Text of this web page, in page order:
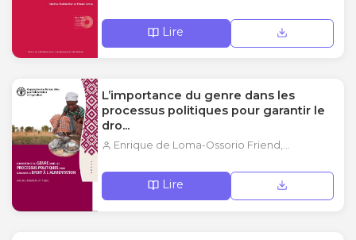
Lire
L’importance du genre dans les
processus politiques pour garantir le
dro...
Enrique de Loma-Ossorio Friend,...
Lire